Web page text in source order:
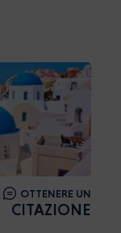
OTTENERE UN
CITAZIONE